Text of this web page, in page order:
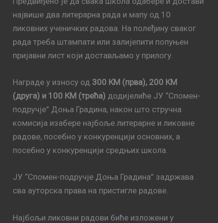
највише два литерарна рада и мапу од 10
ликовних ученичких радова. На полеђину сваког
рада треба штампати или залијепити попуњен
пријавни лист који достављамо у прилогу.
Награде у износу од 300 КМ (прва), 200 КМ
(друга) и 100 КМ (трећа) додијелиће ЈУ “Спомен-
подручје” Доња Градина, након што стручна
комисија изабере најбоље литерарне и ликовне
радове, посебно у конкуренцији основних, а
посебно у конкуренцији средњих школа.
ЈУ “Спомен-подручје Доња Градина” задржава
сва ауторска права на пристигле радове.
Најбољи ликовни радови биће изложени у